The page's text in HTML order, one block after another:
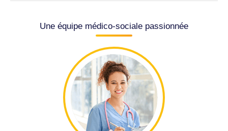
Une équipe médico-sociale passionnée